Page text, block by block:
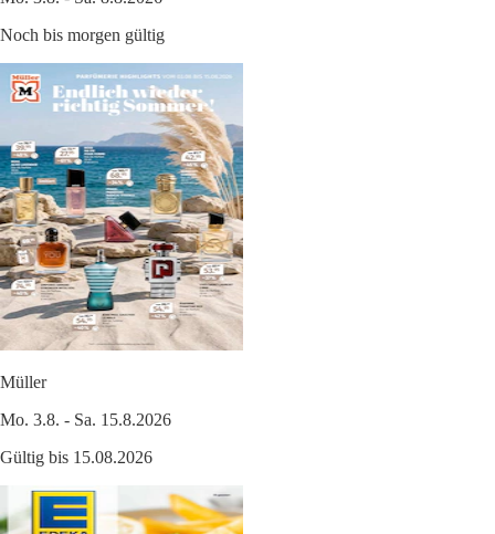
Noch bis morgen gültig
Müller
Mo. 3.8. - Sa. 15.8.2026
Gültig bis 15.08.2026